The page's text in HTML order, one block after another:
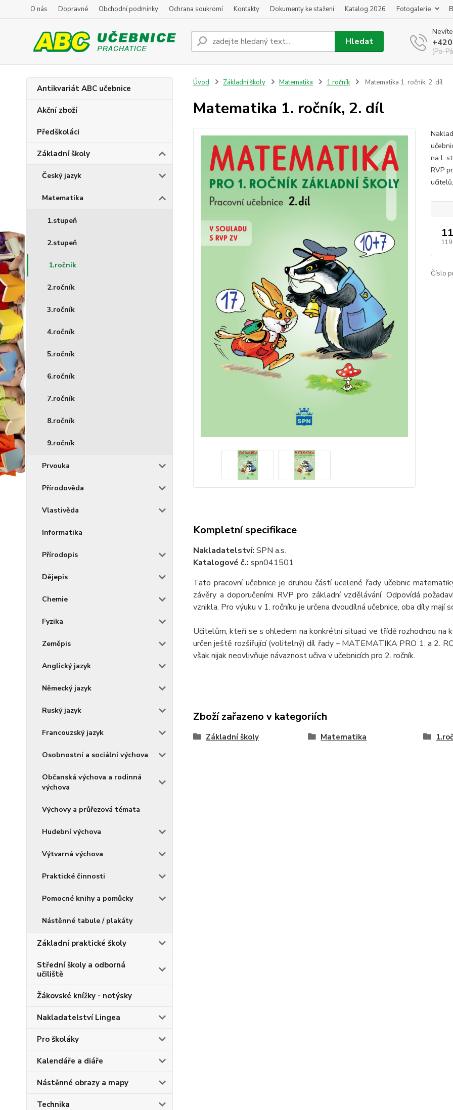
O nás Dopravné Obchodní podmínky Ochrana soukromí Kontakty Dokumenty ke stažení Katalog 2026 Fotogalerie
Hledat
(Po-
Antikvariát ABC učebnice
Akční zboží
Předškoláci
Základní školy
Český jazyk
Matematika
1.stupeň
2.stupeň
1.ročník
2.ročník
3.ročník
4.ročník
5.ročník
6.ročník
7.ročník
8.ročník
9.ročník
Prvouka
Přírodověda
Vlastivěda
Informatika
Přírodopis
Dějepis
Chemie
Fyzika
Zeměpis
Anglický jazyk
Německý jazyk
Ruský jazyk
Francouzský jazyk
Osobnostní a sociální výchova
Občanská výchova a rodinná
výchova
Výchovy a průřezová témata
Hudební výchova
Výtvarná výchova
Praktické činnosti
Pomocné knihy a pomůcky
Nástěnné tabule / plakáty
Základní praktické školy
Střední školy a odborná
učiliště
Žákovské knížky - notýsky
Nakladatelství Lingea
Pro školáky
Kalendáře a diáře
Nástěnné obrazy a mapy
Technika
Úvod Základní školy Matematika 1.ročník Matematika 1. ročník, 2. díl
Matematika 1. ročník, 2. díl
na l.
RVP
119
Číslo
Kompletní specifikace
Nakladatelství: SPN a.s.
Katalogové č.: spn041501
Tato pracovní učebnice je druhou částí ucelené řady učebnic
závěry a doporučeními RVP pro základní vzdělávání. Odpovídá
vznikla. Pro výuku v 1. ročníku je určena dvoudílná učebnice, oba díly mají
Učitelům, kteří se s ohledem na konkrétní situaci ve třídě rozhodnou na
určen ještě rozšiřující (volitelný) díl řady – MATEMATIKA PRO 1. a 2.
však nijak neovlivňuje návaznost učiva v učebnicích pro 2. ročník.
Zboží zařazeno v kategoriích
Základní školy Matematika